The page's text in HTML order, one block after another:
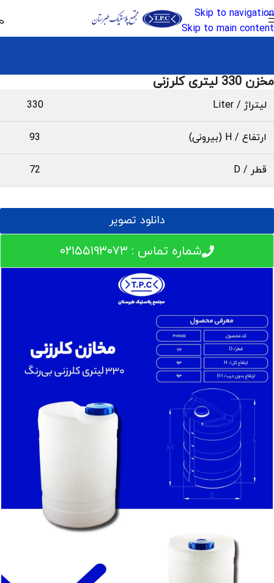
Skip to navigation
Skip to main content
مخزن 330 لیتری کلرزنی
لیتراژ / Liter 330
ارتفاع / H (بیرونی) 93
قطر / D 72
دانلود تصویر
شماره تماس : ۰۲۱۵۵۱۹۳۰۷۳